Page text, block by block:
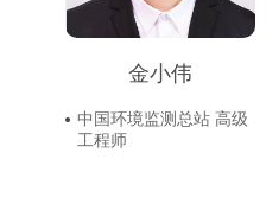
金小伟
中国环境监测总站 高级
工程师